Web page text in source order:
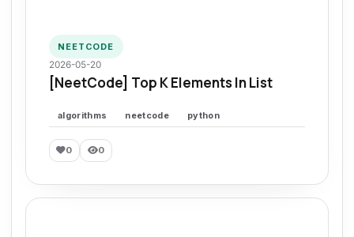
NEETCODE
2026-05-20
[NeetCode] Top K Elements In List
algorithms neetcode python
0 0